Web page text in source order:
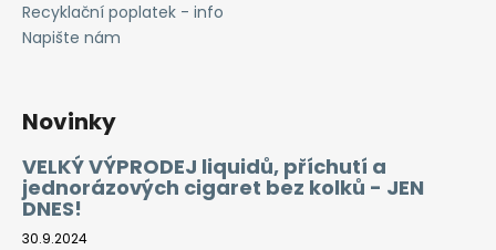
Recyklační poplatek - info
Napište nám
Novinky
VELKÝ VÝPRODEJ liquidů, příchutí a
jednorázových cigaret bez kolků - JEN
DNES!
30.9.2024